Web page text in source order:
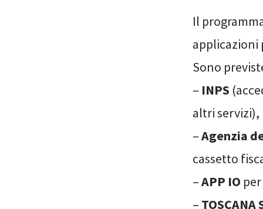
Il
applicazioni
Sono
– INPS
altri servizi),
–Agenzia
cassetto
–APP IO
– TOSCANA